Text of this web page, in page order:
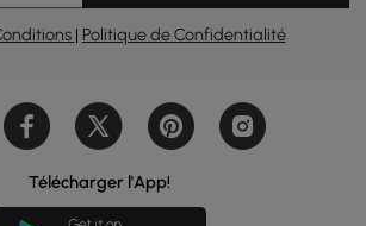
| Politique de Confidentialité
Télécharger l'App!